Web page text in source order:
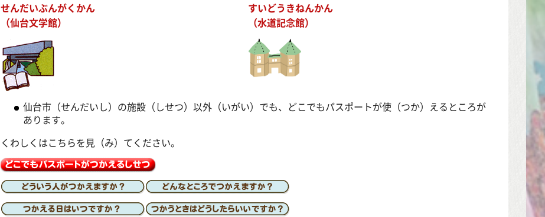
せんだいぶんがくかん
（仙台文学館）
すいどうきねんかん
（水道記念館）
仙台市（せんだいし）の施設（しせつ）以外（いがい）でも、どこでもパスポートが使（つか）えるところが
あります。
くわしくはこちらを見（み）てください。